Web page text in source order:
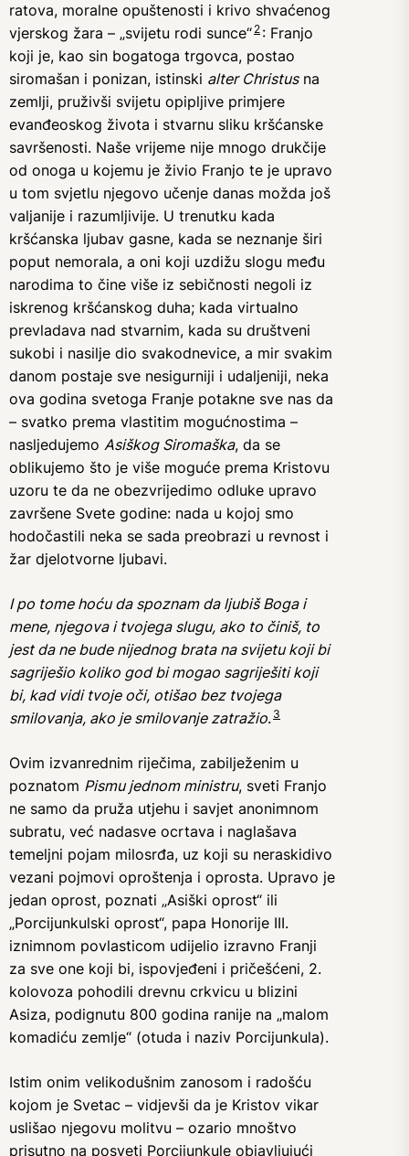
ratova, moralne opuštenosti i krivo shvaćenog
vjerskog žara – „svijetu rodi sunce“ 2 : Franjo
koji je, kao sin bogatoga trgovca, postao
siromašan i ponizan, istinski alter Christusna
zemlji, pruživši svijetu opipljive primjere
evanđeoskog života i stvarnu sliku kršćanske
savršenosti. Naše vrijeme nije mnogo drukčije
od onoga u kojemu je živio Franjo te je upravo
u tom svjetlu njegovo učenje danas možda još
valjanije i razumljivije. U trenutku kada
kršćanska ljubav gasne, kada se neznanje širi
poput nemorala, a oni koji uzdižu slogu među
narodima to čine više iz sebičnosti negoli iz
iskrenog kršćanskog duha; kada virtualno
prevladava nad stvarnim, kada su društveni
sukobi i nasilje dio svakodnevice, a mir svakim
danom postaje sve nesigurniji i udaljeniji, neka
ova godina svetoga Franje potakne sve nas da
– svatko prema vlastitim mogućnostima –
nasljedujemo Asiškog Siromaška, da se
oblikujemo što je više moguće prema Kristovu
uzoru te da ne obezvrijedimo odluke upravo
završene Svete godine: nada u kojoj smo
hodočastili neka se sada preobrazi u revnost i
žar djelotvorne ljubavi.
I po tome hoću da spoznam da ljubiš Boga i
mene, njegova i tvojega slugu, ako to činiš, to
jest da ne bude nijednog brata na svijetu koji bi
sagriješio koliko god bi mogao sagriješiti koji
bi, kad vidi tvoje oči, otišao bez tvojega
smilovanja, ako je smilovanje zatražio. 3
Ovim izvanrednim riječima, zabilježenim u
poznatom Pismu jednom ministru, sveti Franjo
ne samo da pruža utjehu i savjet anonimnom
subratu, već nadasve ocrtava i naglašava
temeljni pojam milosrđa, uz koji su neraskidivo
vezani pojmovi oproštenja i oprosta. Upravo je
jedan oprost, poznati „Asiški oprost“ ili
„Porcijunkulski oprost“, papa Honorije III.
iznimnom povlasticom udijelio izravno Franji
za sve one koji bi, ispovjeđeni i pričešćeni, 2.
kolovoza pohodili drevnu crkvicu u blizini
Asiza, podignutu 800 godina ranije na „malom
komadiću zemlje“ (otuda i naziv Porcijunkula).
Istim onim velikodušnim zanosom i radošću
kojom je Svetac – vidjevši da je Kristov vikar
uslišao njegovu molitvu – ozario mnoštvo
prisutno na posveti Porcijunkule objavljujući